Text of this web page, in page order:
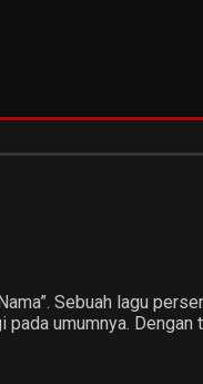
Sebuah lagu
umumnya. Dengan